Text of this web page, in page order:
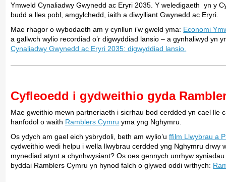
Ymweld Cynaliadwy Gwynedd ac Eryri 2035. Y weledigaeth yn y
budd a lles pobl, amgylchedd, iaith a diwylliant Gwynedd ac Eryri.
Mae rhagor o wybodaeth am y cynllun i’w gweld yma: Economi
a gallwch wylio recordiad o’r digwyddiad lansio – a gynhaliwyd yn
Cynaliadwy Gwynedd ac Eryri 2035: digwyddiad lansio.
Cyfleoedd i gydweithio gyda
Mae gweithio mewn partneriaeth i sicrhau bod cerdded yn cael lle
hanfodol o waith Ramblers Cymru yma yng Nghymru.
Os ydych am gael eich ysbrydoli, beth am wylio’uffilm Llwybrau a
cydweithio wedi helpu i wella llwybrau cerdded yng Nghymru drwy
mynediad atynt a chynhwysiant? Os oes gennych unrhyw
byddai Ramblers Cymru yn hynod falch o glywed oddi wrthych: